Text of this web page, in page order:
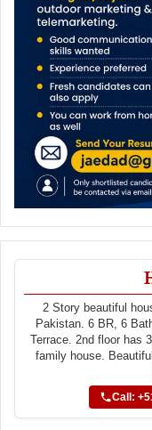
2 Story beautiful
Pakistan. 6 BR, 6
Terrace. 2nd floor has
family house.
Call: